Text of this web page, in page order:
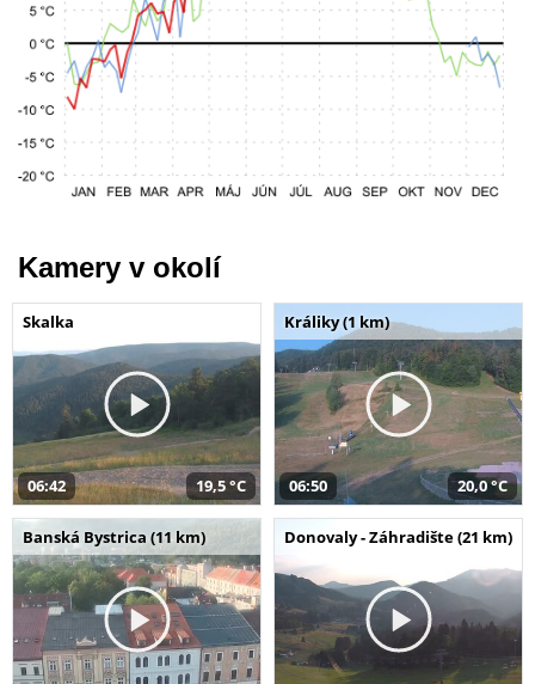
Kamery v okolí
Skalka
06:42 19,5 °C
Králiky (1 km)
06:50 20,0 °C
Banská Bystrica (11 km) Donovaly - Záhradište (21 km)